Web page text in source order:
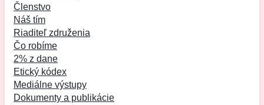
Členstvo
Náš tím
Riaditeľ združenia
Čo robíme
2% z dane
Etický kódex
Mediálne výstupy
Dokumenty a publikácie